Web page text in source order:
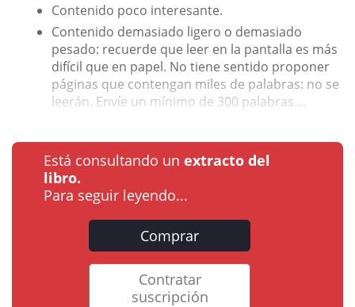
Contenido poco interesante.
Contenido demasiado ligero o demasiado
pesado: recuerde que leer en la pantalla es más
difícil que en papel. No tiene sentido proponer
páginas que contengan miles de palabras: no se
leerán. Envíe un mínimo de 300 palabras....
Está consultando un extracto del
libro.
Para seguir leyendo...
Comprar
Contratar
suscripción